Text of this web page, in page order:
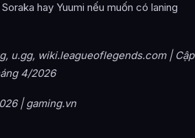
hay Yuumi nếu muốn có laning
u.gg, wiki.leagueoflegends.com | Cập
4/2026
| gaming.vn